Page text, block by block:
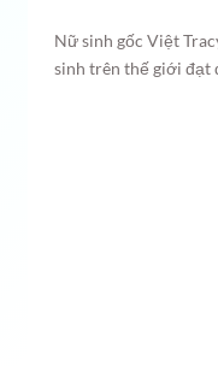
Nữ sinh gốc Việt
sinh trên thế giới đạt